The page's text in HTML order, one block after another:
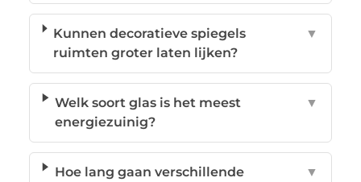
Kunnen decoratieve spiegels
ruimten groter laten lijken?
▼
Welk soort glas is het meest
energiezuinig?
▼
Hoe lang gaan verschillende
▼